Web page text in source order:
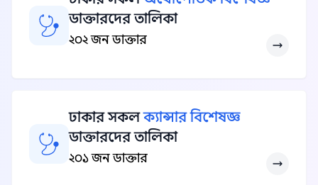
ডাক্তারদের তালিকা
২০২ জন ডাক্তার
ঢাকার সকলক্যান্সার বিশেষজ্ঞ
ডাক্তারদের তালিকা
২০১ জন ডাক্তার